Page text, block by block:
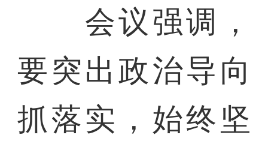
会议强调，
要突出政治导向
抓落实，始终坚